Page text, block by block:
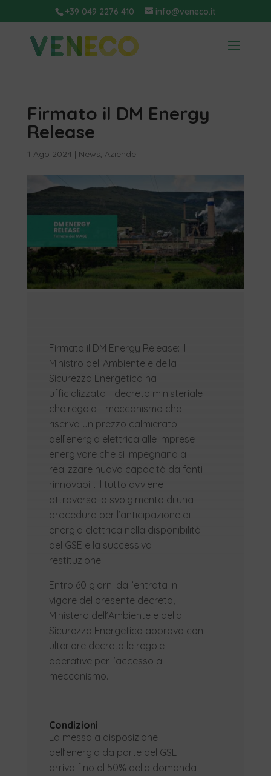
+39 049 2276 410 info@veneco.it
Firmato il DM Energy
Release
1 Ago 2024 | News, Aziende
Firmato il DM Energy Release: il
Ministro dell’Ambiente e della
Sicurezza Energetica ha
ufficializzato il decreto ministeriale
che regola il meccanismo che
riserva un prezzo calmierato
dell’energia elettrica alle imprese
energivore che si impegnano a
realizzare nuova capacità da fonti
rinnovabili. Il tutto avviene
attraverso lo svolgimento di una
procedura per l’anticipazione di
energia elettrica nella disponibilità
del GSE e la successiva
restituzione.
Entro 60 giorni dall’entrata in
vigore del presente decreto, il
Ministero dell’Ambiente e della
Sicurezza Energetica approva con
ulteriore decreto le regole
operative per l’accesso al
meccanismo.
Condizioni
La messa a disposizione
dell’energia da parte del GSE
arriva fino al 50% della domanda